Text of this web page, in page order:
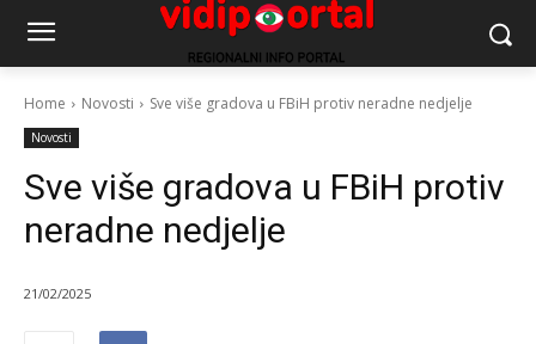
Home Novosti Sve više gradova u FBiH protiv neradne nedjelje
Novosti
Sve više gradova u FBiH protiv
neradne nedjelje
21/02/2025